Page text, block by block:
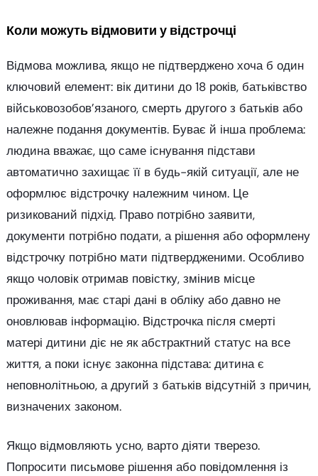
Коли можуть відмовити у відстрочці
Відмова можлива, якщо не підтверджено хоча б один
ключовий елемент: вік дитини до 18 років, батьківство
військовозобов’язаного, смерть другого з батьків або
належне подання документів. Буває й інша проблема:
людина вважає, що саме існування підстави
автоматично захищає її в будь-якій ситуації, але не
оформлює відстрочку належним чином. Це
ризикований підхід. Право потрібно заявити,
документи потрібно подати, а рішення або оформлену
відстрочку потрібно мати підтвердженими. Особливо
якщо чоловік отримав повістку, змінив місце
проживання, має старі дані в обліку або давно не
оновлював інформацію. Відстрочка після смерті
матері дитини діє не як абстрактний статус на все
життя, а поки існує законна підстава: дитина є
неповнолітньою, а другий з батьків відсутній з причин,
визначених законом.
Якщо відмовляють усно, варто діяти тверезо.
Попросити письмове рішення або повідомлення із